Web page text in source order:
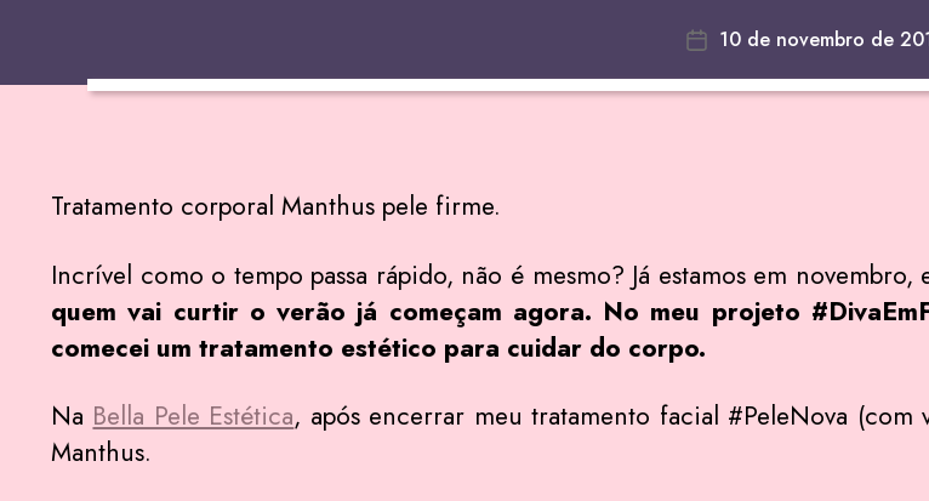
10 de novembro de
Tratamento corporal Manthus pele firme.
Incrível como o tempo passa rápido, não é mesmo? Já estamos em
quem vai curtir o verão já começam agora. No meu projeto
comecei um tratamento estético para cuidar do corpo.
Na Bella Pele Estética, após encerrar meu tratamento facial #PeleNova
Manthus.